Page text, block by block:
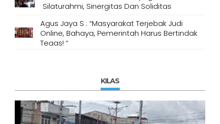
Silaturahmi, Sinergitas Dan Soliditas
Agus Jaya S : “Masyarakat Terjebak Judi
Online, Bahaya, Pemerintah Harus Bertindak
Tegas! “
KILAS